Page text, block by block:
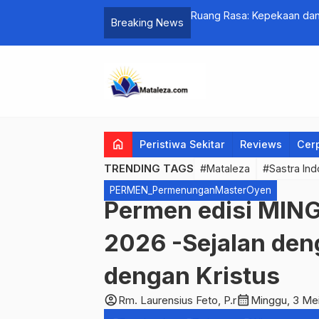
Breaking News
Ruang Rasa: Kepekaan
home Peristiwa Sekitar Reviews
TRENDING TAGS #Mataleza #Sastra
PERMEN_PermenunganMasterOyen
Permen edisi
2026 -Sejalan
dengan Kristus
account_circleRm. Laurensius Feto, P.rcalendar_month Minggu, 3